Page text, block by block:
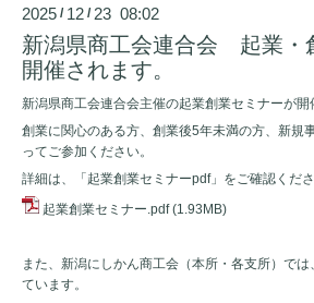
2025 / 12 / 23 08:02
新潟県商工会連合会 起業・
開催されます。
新潟県商工会連合会主催の起業創業セミナーが開
創業に関心のある方、創業後5年未満の方、新規
ってご参加ください。
詳細は、「起業創業セミナーpdf」をご確認くださ
起業創業セミナー.pdf (1.93MB)
また、新潟にしかん商工会（本所・各支所）で
ています。